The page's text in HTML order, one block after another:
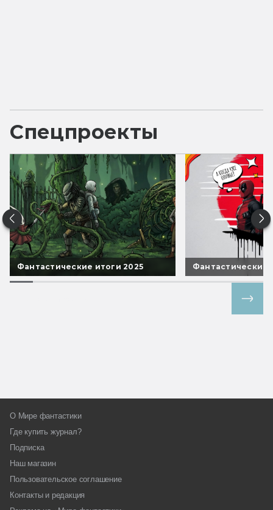
Спецпроекты
Фантастические итоги 2025 Фантастические
О Мире фантастики
Где купить журнал?
Подписка
Наш магазин
Пользовательское соглашение
Контакты и редакция